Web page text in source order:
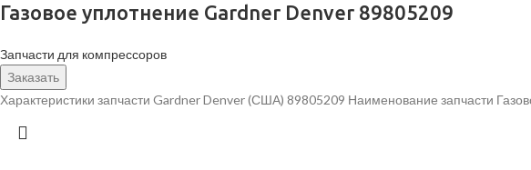
Газовое уплотнение Gardner Denver 89805209
Запчасти для компрессоров
Заказать
Характеристики запчасти Gardner Denver (США) 89805209 Наименование запчасти